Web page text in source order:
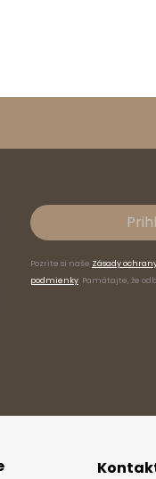
Pozrite si naše Zásady
podmienky. Pamätajte, že